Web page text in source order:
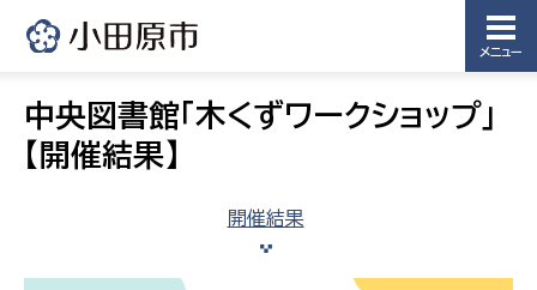
メニュー
中央図書館「木くずワークショップ」
【開催結果】
開催結果